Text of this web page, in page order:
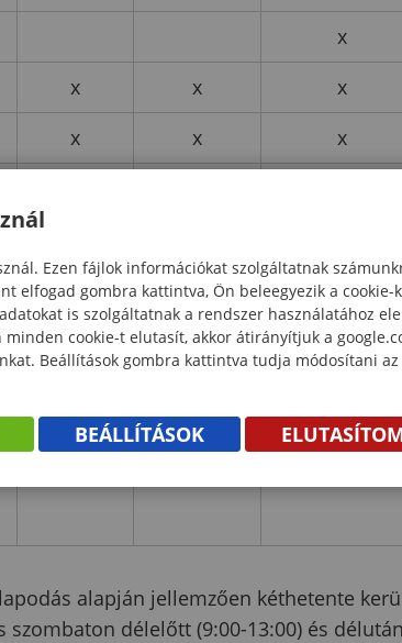
x
x x
x
x x
x
x x x
alapján jellemzően kéthetente
délelőtt (9:00-13:00) és
Ezen fájlok információkat szolgáltatnak
elfogad gombra kattintva, Ön beleegyezik a cookie-
is szolgáltatnak a rendszer használatához
minden cookie-t elutasít, akkor átirányítjuk a
Beállítások gombra kattintva tudja módosítani
BEÁLLÍTÁSOK